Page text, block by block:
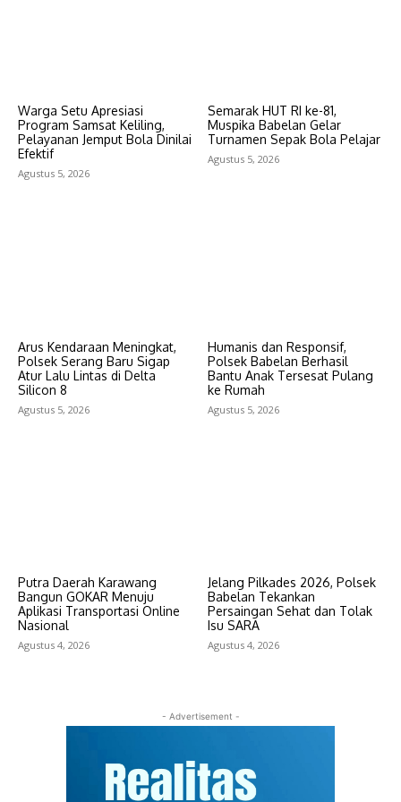
Warga Setu Apresiasi
Program Samsat Keliling,
Pelayanan Jemput Bola Dinilai
Efektif
Agustus 5, 2026
Semarak HUT RI ke-81,
Muspika Babelan Gelar
Turnamen Sepak Bola Pelajar
Agustus 5, 2026
Arus Kendaraan Meningkat,
Polsek Serang Baru Sigap
Atur Lalu Lintas di Delta
Silicon 8
Agustus 5, 2026
Humanis dan Responsif,
Polsek Babelan Berhasil
Bantu Anak Tersesat Pulang
ke Rumah
Agustus 5, 2026
Putra Daerah Karawang
Bangun GOKAR Menuju
Aplikasi Transportasi Online
Nasional
Agustus 4, 2026
Jelang Pilkades 2026, Polsek
Babelan Tekankan
Persaingan Sehat dan Tolak
Isu SARA
Agustus 4, 2026
- Advertisement -